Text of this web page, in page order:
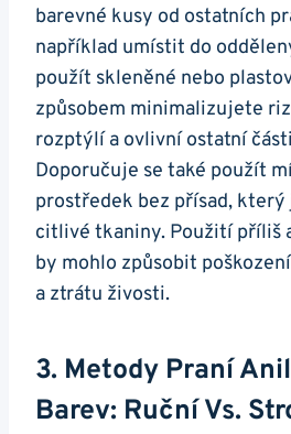
barevné kusy od ostatních
například umístit do
použít skleněné nebo
způsobem minimalizujete
rozptýlí a ovlivní ostatní
Doporučuje se také použít
prostředek bez přísad, který
citlivé tkaniny. Použití příliš
by mohlo způsobit
a ztrátu živosti.
3. Metody Praní
Barev: Ruční Vs.